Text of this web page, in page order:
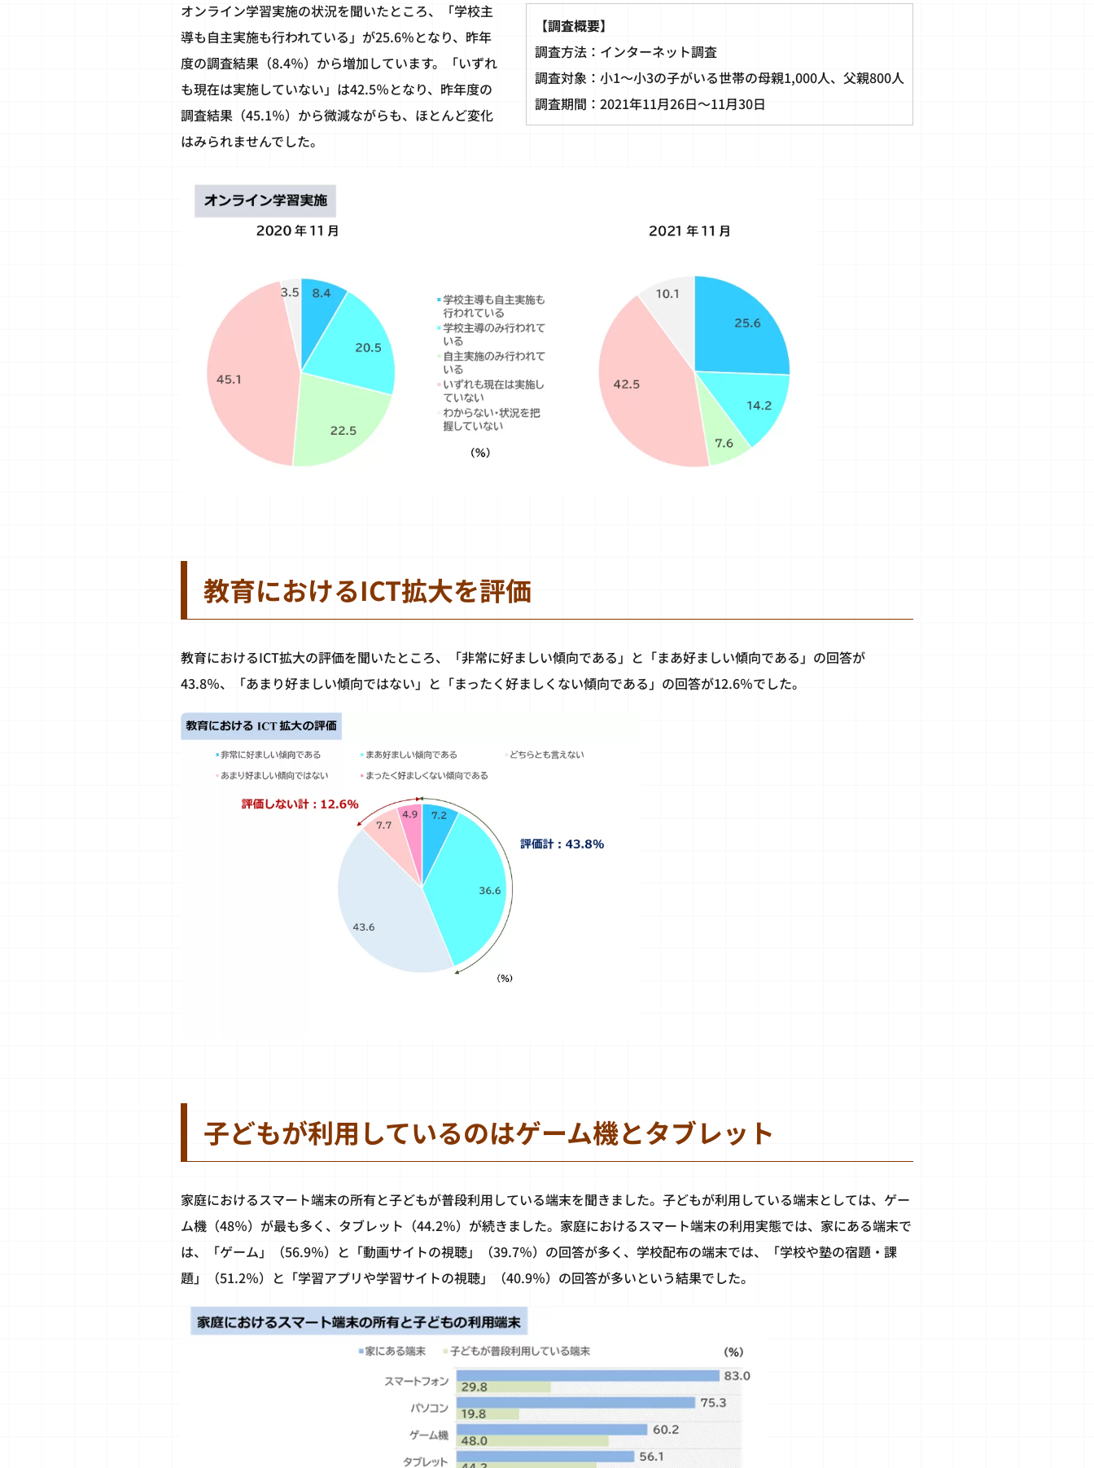
【調査概要】
調査方法：インターネット調査
調査対象：小1～小3の子がいる世帯の母親1,000人、父親800人
調査期間：2021年11月26日〜11月30日
オンライン学習実施の状況を聞いたところ、「学校主
導も自主実施も行われている」が25.6％となり、昨年
度の調査結果（8.4％）から増加しています。「いずれ
も現在は実施していない」は42.5％となり、昨年度の
調査結果（45.1％）から微減ながらも、ほとんど変化
はみられませんでした。
教育におけるICT拡大を評価
教育におけるICT拡大の評価を聞いたところ、「非常に好ましい傾向である」と「まあ好ましい傾向である」の回答が
43.8％、「あまり好ましい傾向ではない」と「まったく好ましくない傾向である」の回答が12.6％でした。
子どもが利用しているのはゲーム機とタブレット
家庭におけるスマート端末の所有と子どもが普段利用している端末を聞きました。子どもが利用している端末としては、ゲー
ム機（48％）が最も多く、タブレット（44.2％）が続きました。家庭におけるスマート端末の利用実態では、家にある端末で
は、「ゲーム」（56.9％）と「動画サイトの視聴」（39.7％）の回答が多く、学校配布の端末では、「学校や塾の宿題・課
題」（51.2％）と「学習アプリや学習サイトの視聴」（40.9％）の回答が多いという結果でした。